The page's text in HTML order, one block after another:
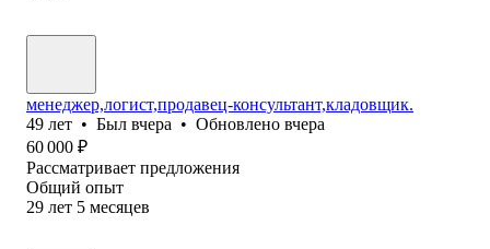
менеджер,логист,продавец-консультант,кладовщик.
49 лет • Был вчера • Обновлено вчера
60 000 ₽
Рассматривает предложения
Общий опыт
29 лет 5 месяцев